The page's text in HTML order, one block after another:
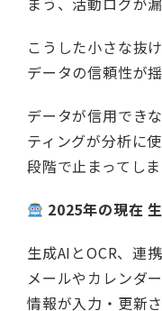
こうした小さな抜
データの信頼性が
データが信用でき
ティングが分析に
段階で止まってしま
2025年の現在
生成AIとOCR、連
メールやカレンダ
情報が入力・更新